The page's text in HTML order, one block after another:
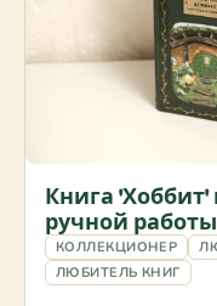
Книга
ручной работы
КОЛЛЕКЦИОНЕР
ЛЮБИТЕЛЬ КНИГ